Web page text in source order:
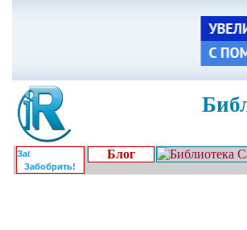
Забобрить!
Блог